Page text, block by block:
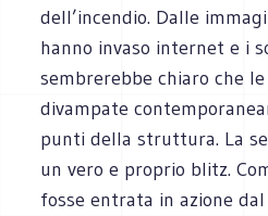
dell’incendio. Dalle
hanno invaso internet e i
sembrerebbe chiaro che
divampate
punti della struttura. La
un vero e proprio blitz.
fosse entrata in azione